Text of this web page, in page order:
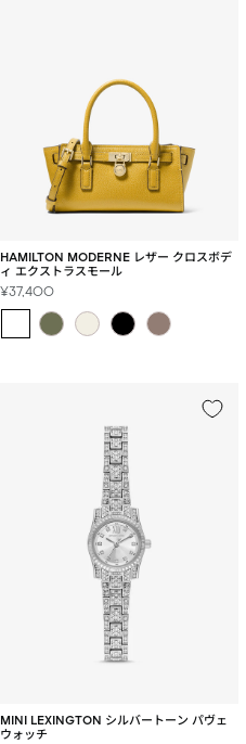
HAMILTON MODERNE レザー クロスボデ
ィ エクストラスモール
セ
ー
¥37,400
MINI LEXINGTON シルバートーン パヴェ
ウォッチ